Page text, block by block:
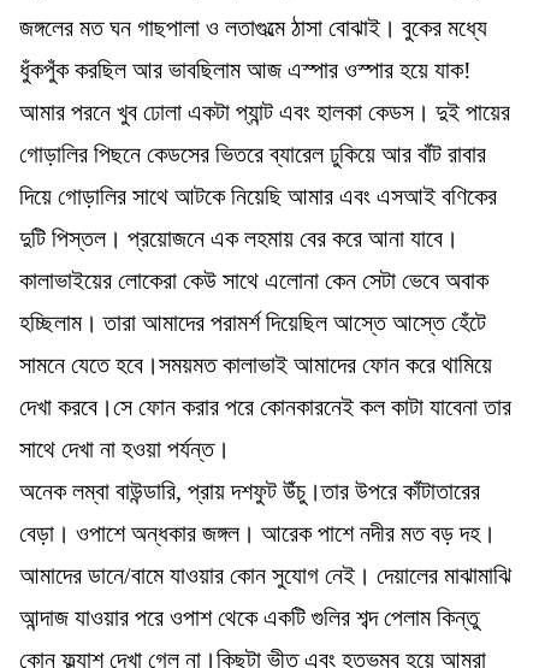
জঙ্গলের মত ঘন গাছপালা ও লতাগুল্মে ঠাসা বোঝাই। বুকের মধ্যে
ধুঁকপুঁক করছিল আর ভাবছিলাম আজ এস্পার ওস্পার হয়ে যাক!
আমার পরনে খুব ঢোলা একটা প্যান্ট এবং হালকা কেডস। দুই পায়ের
গোড়ালির পিছনে কেডসের ভিতরে ব্যারেল ঢুকিয়ে আর বাঁট রাবার
দিয়ে গোড়ালির সাথে আটকে নিয়েছি আমার এবং এসআই বণিকের
দুটি পিস্তল। প্রয়োজনে এক লহমায় বের করে আনা যাবে।
কালাভাইয়ের লোকেরা কেউ সাথে এলোনা কেন সেটা ভেবে অবাক
হচ্ছিলাম। তারা আমাদের পরামর্শ দিয়েছিল আস্তে আস্তে হেঁটে
সামনে যেতে হবে।সময়মত কালাভাই আমাদের ফোন করে থামিয়ে
দেখা করবে।সে ফোন করার পরে কোনকারনেই কল কাটা যাবেনা তার
সাথে দেখা না হওয়া পর্যন্ত।
অনেক লম্বা বাউন্ডারি, প্রায় দশফুট উঁচু।তার উপরে কাঁটাতারের
বেড়া। ওপাশে অন্ধকার জঙ্গল। আরেক পাশে নদীর মত বড় দহ।
আমাদের ডানে/বামে যাওয়ার কোন সুযোগ নেই। দেয়ালের মাঝামাঝি
আন্দাজ যাওয়ার পরে ওপাশ থেকে একটি গুলির শব্দ পেলাম কিন্তু
কোন ফ্ল্যাশ দেখা গেল না।কিছুটা ভীত এবং হতভম্ব হয়ে আমরা